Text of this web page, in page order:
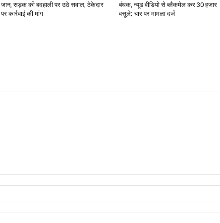
जान, सड़क की बदहाली पर उठे सवाल; ठेकेदार
पर कार्रवाई की मांग
बंधक, न्यूड वीडियो से ब्लैकमेल कर ₹30 हजार
वसूले; चार पर मामला दर्ज